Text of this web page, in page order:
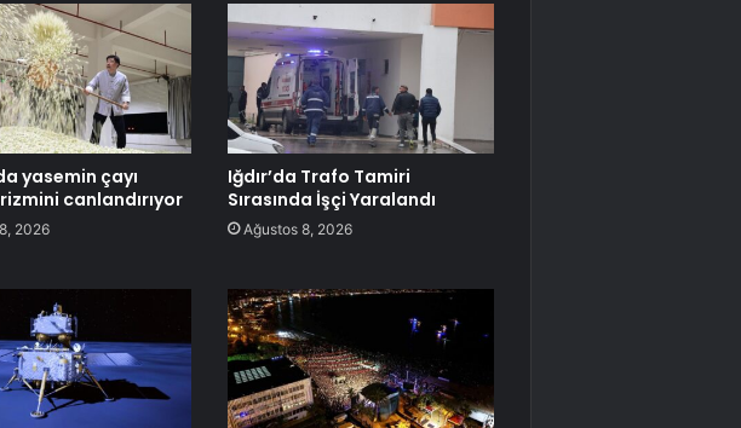
yasemin çayı
canlandırıyor
2026
Iğdır’da Trafo Tamiri
Sırasında İşçi Yaralandı
Ağustos 8, 2026